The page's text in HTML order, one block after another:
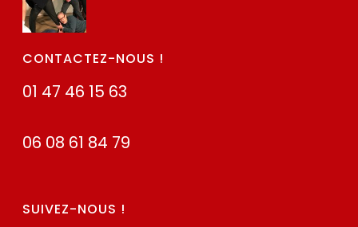
CONTACTEZ-NOUS !
01 47 46 15 63
06 08 61 84 79
SUIVEZ-NOUS !